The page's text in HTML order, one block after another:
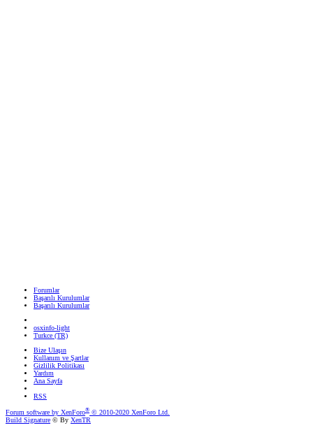
Forumlar
Başarılı Kurulumlar
Başarılı Kurulumlar
osxinfo-light
Turkce (TR)
Bize Ulaşın
Kullanım ve Şartlar
Gizlilik Politikası
Yardım
Ana Sayfa
RSS
Forum software by XenForo® © 2010-2020 XenForo Ltd.
Build Signature © By XenTR